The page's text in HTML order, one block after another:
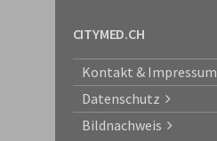
CITYMED.CH
Kontakt & Impressum
Datenschutz
Bildnachweis